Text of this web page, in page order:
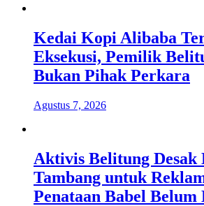
Kedai Kopi Alibaba
Eksekusi, Pemilik
Bukan Pihak Perkara
Agustus 7, 2026
Aktivis Belitung Desak
Tambang untuk
Penataan Babel Belum